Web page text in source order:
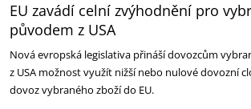
EU zavádí celní zvýhodnění pro
původem z USA
Nová evropská legislativa přináší dovozcům
z USA možnost využít nižší nebo nulové dovozní
dovoz vybraného zboží do EU.